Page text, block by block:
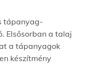
tápanyag-
Elsősorban a talaj
a tápanyagok
készítmény